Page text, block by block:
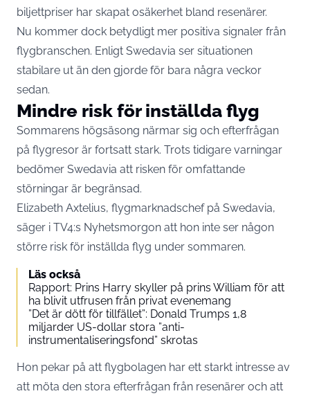
biljettpriser har skapat osäkerhet bland resenärer.
Nu kommer dock betydligt mer positiva signaler från
flygbranschen. Enligt Swedavia ser situationen
stabilare ut än den gjorde för bara några veckor
sedan.
Mindre risk för inställda flyg
Sommarens högsäsong närmar sig och efterfrågan
på flygresor är fortsatt stark. Trots tidigare varningar
bedömer Swedavia att risken för omfattande
störningar är begränsad.
Elizabeth Axtelius, flygmarknadschef på Swedavia,
säger i TV4:s Nyhetsmorgon att hon inte ser någon
större risk för inställda flyg under sommaren.
Läs också
Rapport: Prins Harry skyller på prins William för att
ha blivit utfrusen från privat evenemang
”Det är dött för tillfället”: Donald Trumps 1,8
miljarder US-dollar stora ”anti-
instrumentaliseringsfond” skrotas
Hon pekar på att flygbolagen har ett starkt intresse av
att möta den stora efterfrågan från resenärer och att